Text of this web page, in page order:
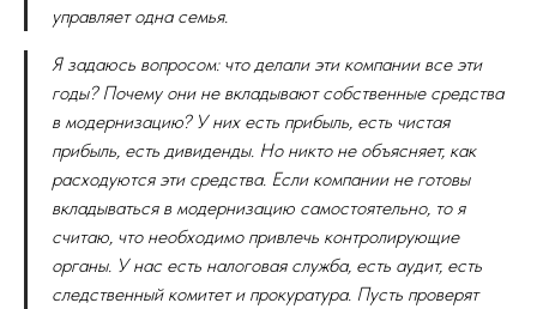
управляет одна семья.
Я задаюсь вопросом: что делали эти компании все эти
годы? Почему они не вкладывают собственные средства
в модернизацию? У них есть прибыль, есть чистая
прибыль, есть дивиденды. Но никто не объясняет, как
расходуются эти средства. Если компании не готовы
вкладываться в модернизацию самостоятельно, то я
считаю, что необходимо привлечь контролирующие
органы. У нас есть налоговая служба, есть аудит, есть
следственный комитет и прокуратура. Пусть проверят